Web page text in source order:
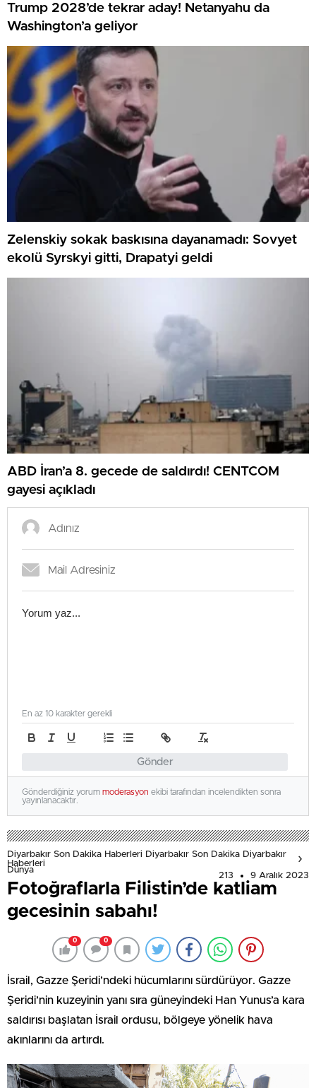
Trump 2028’de tekrar aday! Netanyahu da
Washington’a geliyor
Zelenskiy sokak baskısına dayanamadı: Sovyet
ekolü Syrskyi gitti, Drapatyi geldi
ABD İran’a 8. gecede de saldırdı! CENTCOM
gayesi açıkladı
Gönder
En az 10 karakter gerekli
Gönderdiğiniz yorum moderasyon ekibi tarafından incelendikten sonra
yayınlanacaktır.
Diyarbakır Son Dakika Haberleri Diyarbakır Son Dakika Diyarbakır
Haberleri
Dünya
213 9 Aralık 2023
Fotoğraflarla Filistin’de katliam
gecesinin sabahı!
0 0
İsrail, Gazze Şeridi’ndeki hücumlarını sürdürüyor. Gazze
Şeridi’nin kuzeyinin yanı sıra güneyindeki Han Yunus’a kara
saldırısı başlatan İsrail ordusu, bölgeye yönelik hava
akınlarını da artırdı.